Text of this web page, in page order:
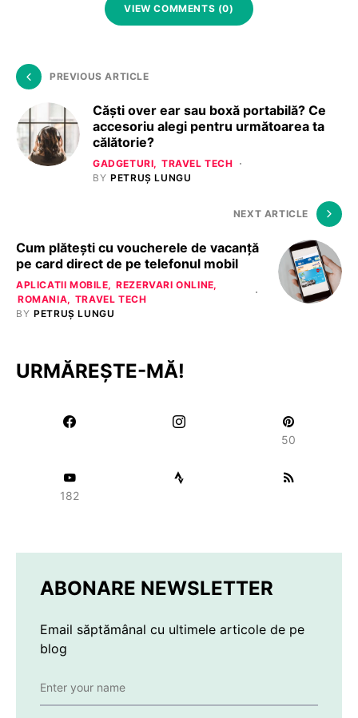
VIEW COMMENTS (0)
PREVIOUS ARTICLE
Căști over ear sau boxă portabilă? Ce
accesoriu alegi pentru următoarea ta
călătorie?
GADGETURI
TRAVEL TECH
BY PETRUȘ LUNGU
NEXT ARTICLE
Cum plătești cu voucherele de vacanță
pe card direct de pe telefonul mobil
APLICATII MOBILE
REZERVARI ONLINE
ROMANIA
TRAVEL TECH
BY PETRUȘ LUNGU
URMĂREȘTE-MĂ!
50
182
ABONARE NEWSLETTER
Email săptămânal cu ultimele articole de pe
blog